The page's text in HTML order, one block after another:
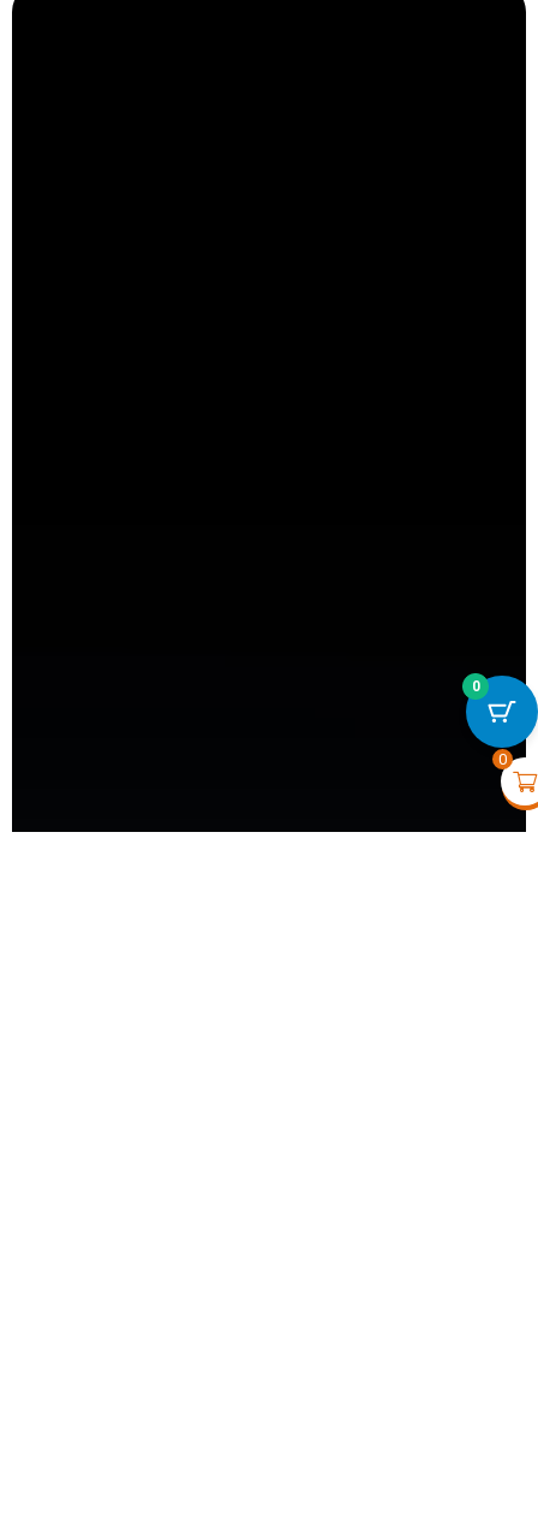
0
0
LightSwitch (2-way)